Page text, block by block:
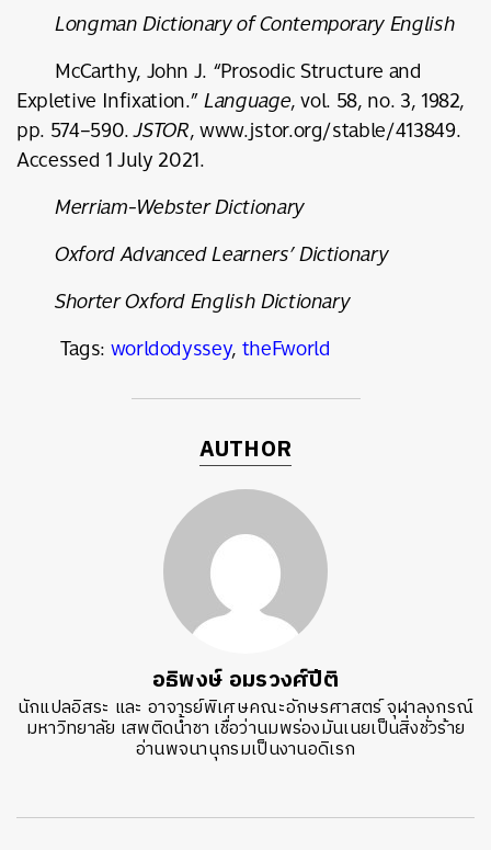
Longman Dictionary of Contemporary English
McCarthy, John J. “Prosodic Structure and
Expletive Infixation.”Language, vol. 58, no. 3, 1982,
pp. 574–590.JSTOR, www.jstor.org/stable/413849.
Accessed 1 July 2021.
Merriam-Webster Dictionary
Oxford Advanced Learners’ Dictionary
Shorter Oxford English Dictionary
Tags:worldodyssey,theFworld
AUTHOR
อธิพงษ์ อมรวงศ์ปีติ
นักแปลอิสระ และ อาจารย์พิเศษคณะอักษรศาสตร์ จุฬาลงกรณ์
มหาวิทยาลัย เสพติดน้ำชา เชื่อว่านมพร่องมันเนยเป็นสิ่งชั่วร้าย
อ่านพจนานุกรมเป็นงานอดิเรก